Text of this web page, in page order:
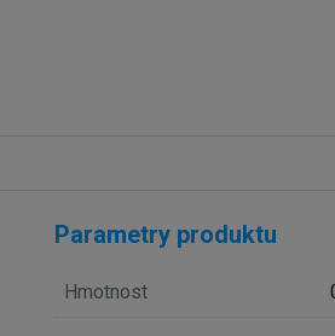
Parametry produktu
Hmotnost